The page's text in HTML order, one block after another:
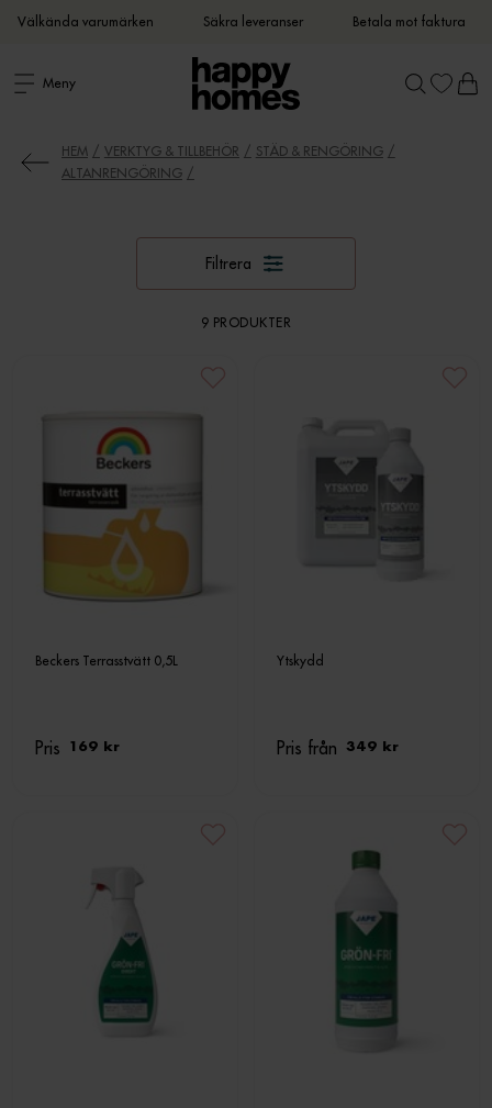
Välkända varumärken Säkra leveranser Betala mot faktura
Meny
HEM VERKTYG & TILLBEHÖR
STÄD & RENGÖRING
ALTANRENGÖRING
Filtrera
9 PRODUKTER
Beckers Terrasstvätt 0,5L
Pris 169 kr
Ytskydd
Pris från 349 kr